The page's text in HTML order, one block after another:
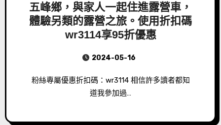
五峰鄉，與家人一起住進露營車，
體驗另類的露營之旅。使用折扣碼
wr3114享95折優惠
2024-05-16
粉絲專屬優惠折扣碼：wr3114 相信許多讀者都知
道我參加過…